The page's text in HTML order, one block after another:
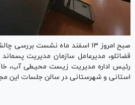
صبح امروز ۱۳ اسفند ماه نشست
قضاتلو، مدیرعامل سازمان مدیریت
رئیس اداره مدیریت زیست محیطی آب،
استانی و شهرستانی در سالن جلسات این